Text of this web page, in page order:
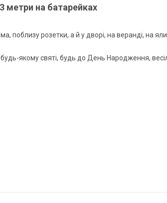
метри на батарейках
розетки, а й у дворі, на веранді, на
якому святі, будь до День Народження,